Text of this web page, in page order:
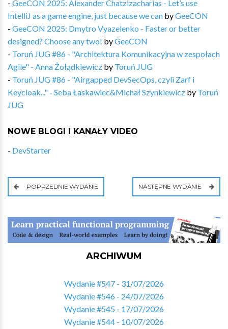
- GeeCON 2025: Alexander Chatzizacharias - Let’s use
IntelliJ as a game engine, just because we can byGeeCON
- GeeCON 2025: Dmytro Vyazelenko - Faster or better
designed? Choose any two! byGeeCON
- Toruń JUG #86 - "Architektura Komunikacyjna w zespołach
Agile" - Anna Żołądkiewicz by Toruń JUG
- Toruń JUG #86 - "Airgapped DevSecOps, czyli Zarf i
Keycloak..." - Seba Łaskawiec&Michał Szynkiewicz by Toruń
JUG
NOWE BLOGI I KANAŁY VIDEO
- DevStarter
POPRZEDNIE WYDANIE NASTĘPNE WYDANIE
ARCHIWUM
Wydanie #547 - 31/07/2026
Wydanie #546 - 24/07/2026
Wydanie #545 - 17/07/2026
Wydanie #544 - 10/07/2026